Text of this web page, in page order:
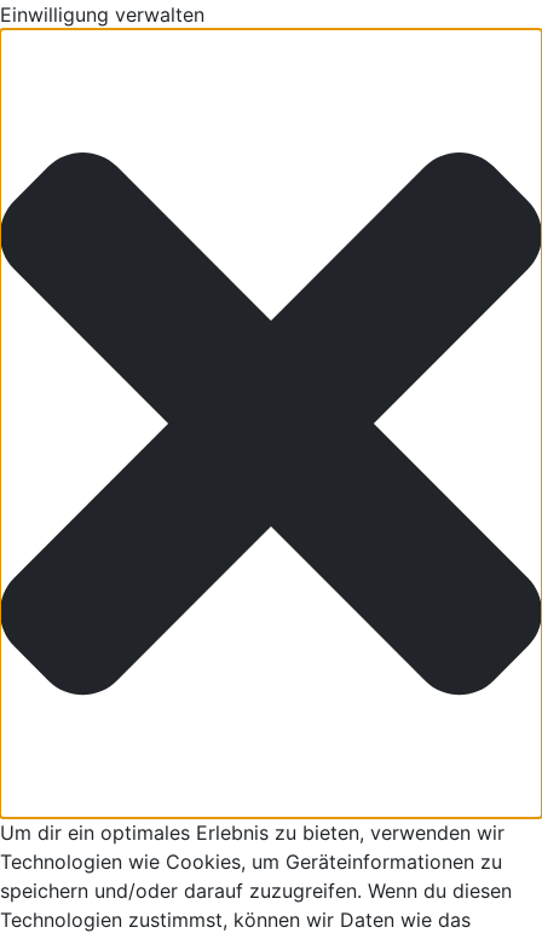
Einwilligung verwalten
Um dir ein optimales Erlebnis zu bieten, verwenden wir
Technologien wie Cookies, um Geräteinformationen zu
speichern und/oder darauf zuzugreifen. Wenn du diesen
Technologien zustimmst, können wir Daten wie das